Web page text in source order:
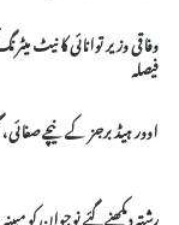
وفاقی وزیر توانائی کا نیٹ
فیصلہ
اوور ہیڈ برجز کے نیچے
رشتہ دیکھنے گئے نوجوان کو